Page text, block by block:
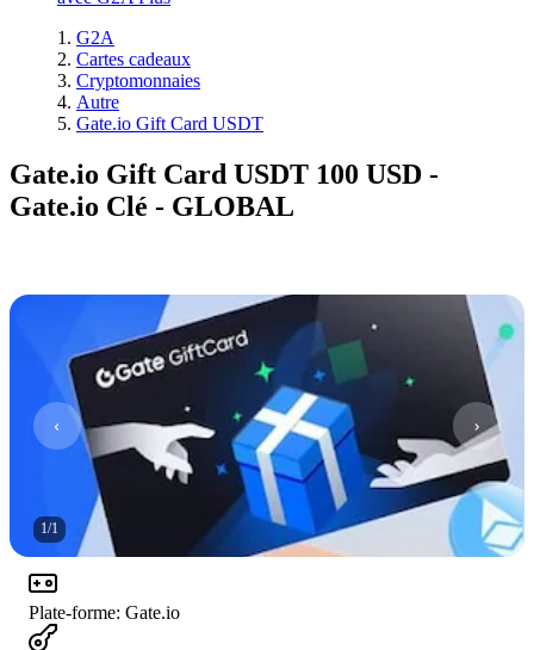
G2A
Cartes cadeaux
Cryptomonnaies
Autre
Gate.io Gift Card USDT
Gate.io Gift Card USDT 100 USD -
Gate.io Clé - GLOBAL
1/1
Plate-forme: Gate.io